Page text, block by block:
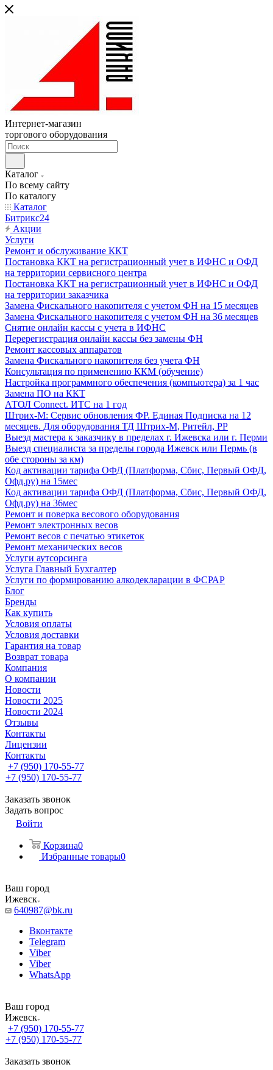
Интернет-магазин
торгового оборудования
Каталог
По всему сайту
По каталогу
Каталог
Битрикс24
Акции
Услуги
Ремонт и обслуживание ККТ
Постановка ККТ на регистрационный учет в ИФНС и ОФД
на территории сервисного центра
Постановка ККТ на регистрационный учет в ИФНС и ОФД
на территории заказчика
Замена Фискального накопителя с учетом ФН на 15 месяцев
Замена Фискального накопителя с учетом ФН на 36 месяцев
Снятие онлайн кассы с учета в ИФНС
Перерегистрация онлайн кассы без замены ФН
Ремонт кассовых аппаратов
Замена Фискального накопителя без учета ФН
Консультация по применению ККМ (обучение)
Настройка программного обеспечения (компьютера) за 1 час
Замена ПО на ККТ
АТОЛ Connect. ИТС на 1 год
Штрих-М: Сервис обновления ФР. Единая Подписка на 12
месяцев. Для оборудования ТД Штрих-М, Ритейл, РР
Выезд мастера к заказчику в пределах г. Ижевска или г. Перми
Выезд специалиста за пределы города Ижевск или Пермь (в
обе стороны за км)
Код активации тарифа ОФД (Платформа, Сбис, Первый ОФД,
Офд.ру) на 15мес
Код активации тарифа ОФД (Платформа, Сбис, Первый ОФД,
Офд.ру) на 36мес
Ремонт и поверка весового оборудования
Ремонт электронных весов
Ремонт весов с печатью этикеток
Ремонт механических весов
Услуги аутсорсинга
Услуга Главный Бухгалтер
Услуги по формированию алкодекларации в ФСРАР
Блог
Бренды
Как купить
Условия оплаты
Условия доставки
Гарантия на товар
Возврат товара
Компания
О компании
Новости
Новости 2025
Новости 2024
Отзывы
Контакты
Лицензии
Контакты
+7 (950) 170-55-77
+7 (950) 170-55-77
Заказать звонок
Задать вопрос
Войти
Корзина0
Избранные товары0
Ваш город
Ижевск
640987@bk.ru
Вконтакте
Telegram
Viber
Viber
WhatsApp
Ваш город
Ижевск
+7 (950) 170-55-77
+7 (950) 170-55-77
Заказать звонок